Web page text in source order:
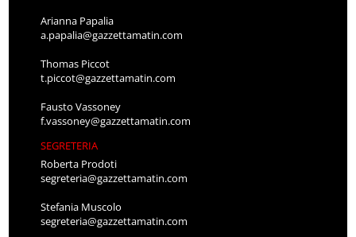
Arianna Papalia
a.papalia@gazzettamatin.com
Thomas Piccot
t.piccot@gazzettamatin.com
Fausto Vassoney
f.vassoney@gazzettamatin.com
SEGRETERIA
Roberta Prodoti
segreteria@gazzettamatin.com
Stefania Muscolo
segreteria@gazzettamatin.com